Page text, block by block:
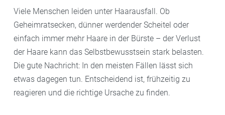
Viele Menschen leiden unter Haarausfall. Ob
Geheimratsecken, dünner werdender Scheitel oder
einfach immer mehr Haare in der Bürste – der Verlust
der Haare kann das Selbstbewusstsein stark belasten.
Die gute Nachricht: In den meisten Fällen lässt sich
etwas dagegen tun. Entscheidend ist, frühzeitig zu
reagieren und die richtige Ursache zu finden.